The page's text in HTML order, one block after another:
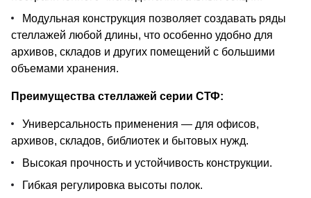
Модульная конструкция позволяет создавать ряды
стеллажей любой длины, что особенно удобно для
архивов, складов и других помещений с большими
объемами хранения.
Преимущества стеллажей серии СТФ:
Универсальность применения — для офисов,
архивов, складов, библиотек и бытовых нужд.
Высокая прочность и устойчивость конструкции.
Гибкая регулировка высоты полок.